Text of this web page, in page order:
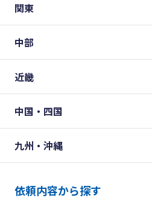
関東
中部
近畿
中国・四国
九州・沖縄
依頼内容から探す